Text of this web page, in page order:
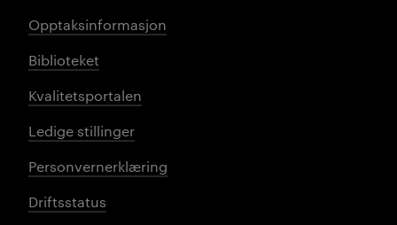
Opptaksinformasjon
Biblioteket
Kvalitetsportalen
Ledige stillinger
Personvernerklæring
Driftsstatus